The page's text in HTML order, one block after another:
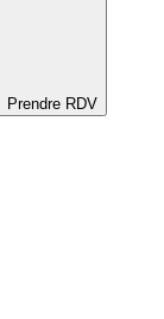
Prendre RDV